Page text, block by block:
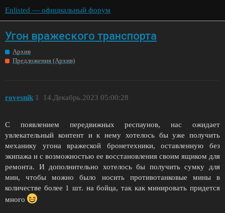
Enlisted — официальный форум
Угон вражеского транспорта
Архив
Предложения (Архив)
rovesnik 14.Декабрь.2023 05:00:28
1
С появлением передвижных респаунов, нас ожидает
увлекательный контент и к нему хотелось бы уже получить
механику угона вражеской бронетехники, оставленную без
экипажа и с возможностью ее восстановления своим ящиком для
ремонта. И дополнительно хотелось бы получить сумку для
мин, чтобы можно было носить противотанковые мины в
количестве более 1 шт. на бойца, так как минировать придется
много